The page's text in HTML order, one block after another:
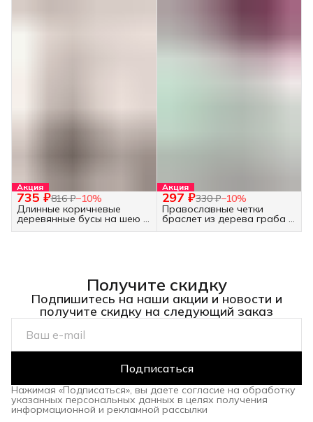
Акция
735 ₽816 ₽−10%
Длинные коричневые
деревянные бусы на шею -
Акция
297 ₽330 ₽−10%
Православные четки
браслет из дерева граба -
Получите скидку
Подпишитесь на наши акции и новости и
получите скидку на следующий заказ
Подписаться
Нажимая «Подписаться», вы даете согласие на обработку
указанных персональных данных в целях получения
информационной и рекламной рассылки